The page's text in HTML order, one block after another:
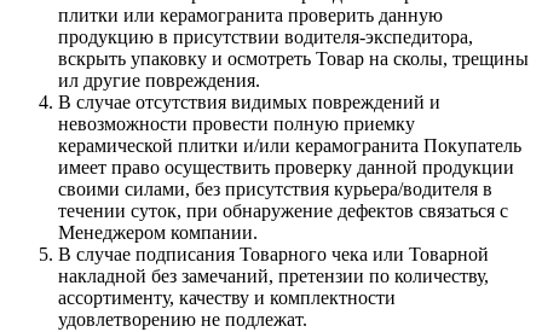
плитки или керамогранита проверить данную
продукцию в присутствии водителя-экспедитора,
вскрыть упаковку и осмотреть Товар на сколы, трещины
ил другие повреждения.
В случае отсутствия видимых повреждений и
невозможности провести полную приемку
керамической плитки и/или керамогранита Покупатель
имеет право осуществить проверку данной продукции
своими силами, без присутствия курьера/водителя в
течении суток, при обнаружение дефектов связаться с
Менеджером компании.
В случае подписания Товарного чека или Товарной
накладной без замечаний, претензии по количеству,
ассортименту, качеству и комплектности
удовлетворению не подлежат.